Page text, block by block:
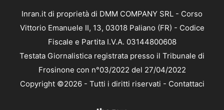
Inran.it di proprietà di DMM COMPANY SRL - Corso
Vittorio Emanuele II, 13, 03018 Paliano (FR) - Codice
Fiscale e Partita I.V.A. 03144800608
Testata Giornalistica registrata presso il Tribunale di
Frosinone con n°03/2022 del 27/04/2022
Copyright ©2026 - Tutti i diritti riservati - Contattaci